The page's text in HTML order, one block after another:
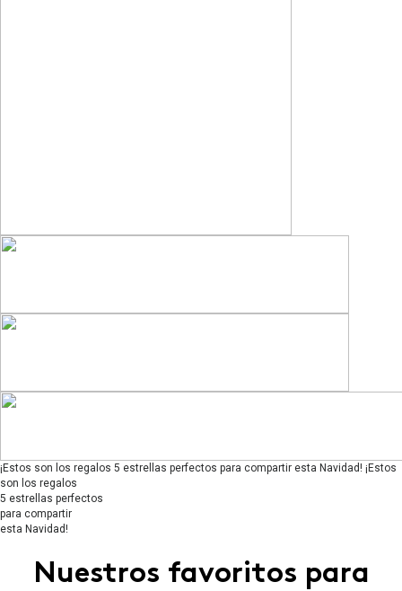
¡Estos son los regalos 5 estrellas perfectos para compartir esta Navidad! ¡Estos
son los regalos
5 estrellas perfectos
para compartir
esta Navidad!
Nuestros favoritos para